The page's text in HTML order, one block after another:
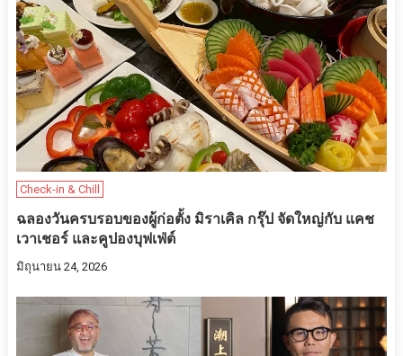
Check-in & Chill
ฉลองวันครบรอบของผู้ก่อตั้ง มิราเคิล กรุ๊ป จัดใหญ่กับ แคช
เวาเชอร์ และคูปองบุฟเฟ่ต์
มิถุนายน 24, 2026